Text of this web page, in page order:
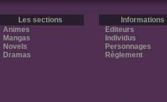
Les sections
Animes
Mangas
Novels
Dramas
Informations
Editeurs
Individus
Personnages
Règlement